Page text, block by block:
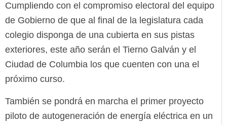
Cumpliendo con el compromiso electoral del equipo
de Gobierno de que al final de la legislatura cada
colegio disponga de una cubierta en sus pistas
exteriores, este año serán el Tierno Galván y el
Ciudad de Columbia los que cuenten con una el
próximo curso.
También se pondrá en marcha el primer proyecto
piloto de autogeneración de energía eléctrica en un